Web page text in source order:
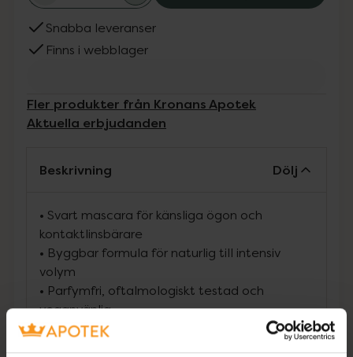
Snabba leveranser
Finns i webblager
Fler produkter från Kronans Apotek
Aktuella erbjudanden
Beskrivning Dölj
• Svart mascara för känsliga ögon och
kontaktlinsbärare
• Byggbar formula för naturlig till intensiv
volym
• Parfymfri, oftalmologiskt testad och
veganvänlig